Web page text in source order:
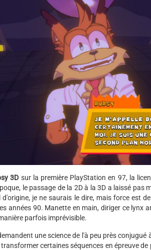
3D sur la première PlayStation en 97, la
le passage de la 2D à la 3D a laissé
d'origine, je ne saurais le dire, mais force est
années 90. Manette en main, diriger ce lynx
parfois imprévisible.
une science de l'à peu près
certaines séquences en épreuve